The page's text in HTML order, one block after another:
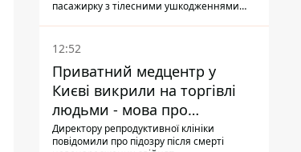
пасажирку з тілесними ушкодженнями
12:52
Приватний медцентр у
Києві викрили на торгівлі
людьми - мова про
сурогатне материнство
Директору репродуктивної клініки
повідомили про підозру після смерті